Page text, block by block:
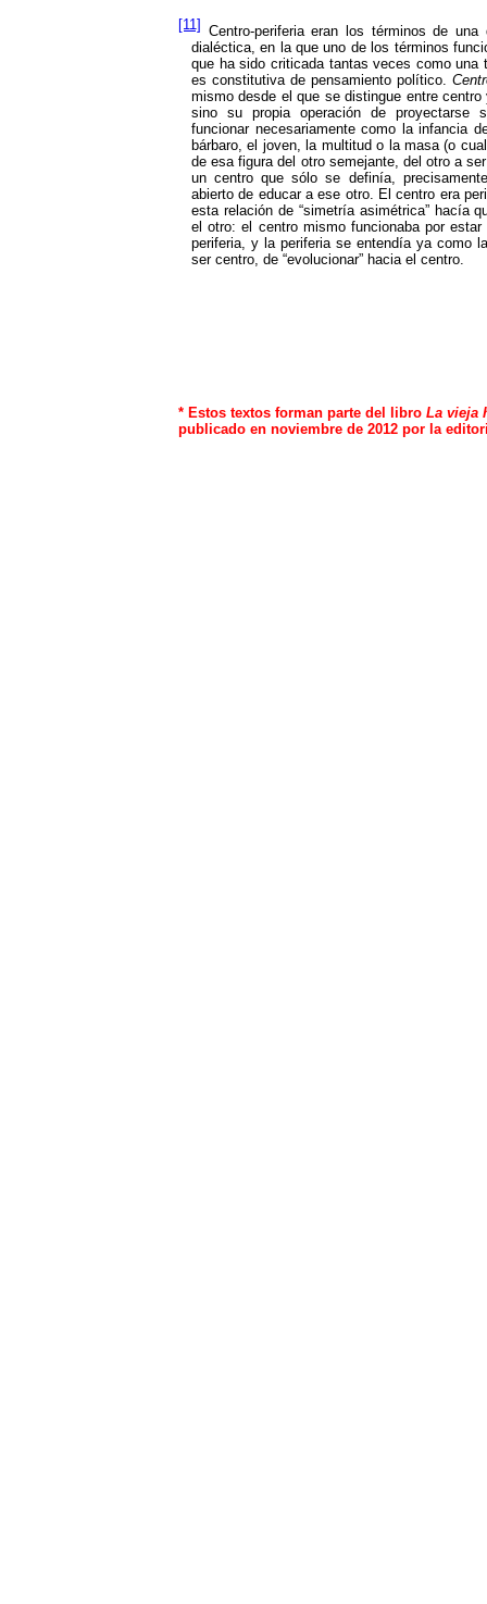
[11] Centro-periferia eran los términos de
dialéctica, en la que uno de los términos
que ha sido criticada tantas veces como
es constitutiva de pensamiento político.
mismo desde el que se distingue entre
sino su propia operación de proyectarse
funcionar necesariamente como la infancia
bárbaro, el joven, la multitud o la masa (o
de esa figura del otro semejante, del otro a
un centro que sólo se definía,
abierto de educar a ese otro. El centro era
esta relación de “simetría asimétrica” hacía
el otro: el centro mismo funcionaba por estar
periferia, y la periferia se entendía ya como
ser centro, de “evolucionar” hacia el centro.
* Estos textos forman parte del libro La vieja
publicado en noviembre de 2012 por la